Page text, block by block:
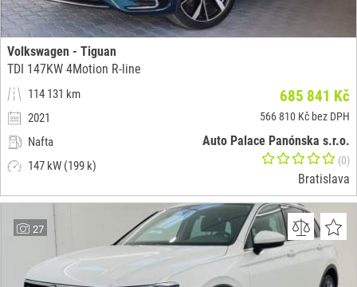
Volkswagen - Tiguan
TDI 147KW 4Motion R-line
114 131 km
2021
Nafta
147 kW (199 k)
685 841 Kč
566 810 Kč bez DPH
Auto Palace Panónska s.r.o.
(0)
Bratislava
27